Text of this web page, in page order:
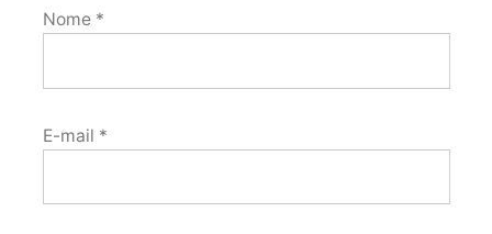
Nome *
E-mail *